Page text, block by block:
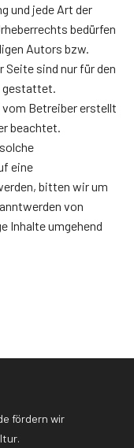
und jede Art der
bedürfen
Autors bzw.
Seite sind nur für den
gestattet.
Betreiber erstellt
beachtet.
eine
bitten wir um
von
Inhalte umgehend
fördern wir